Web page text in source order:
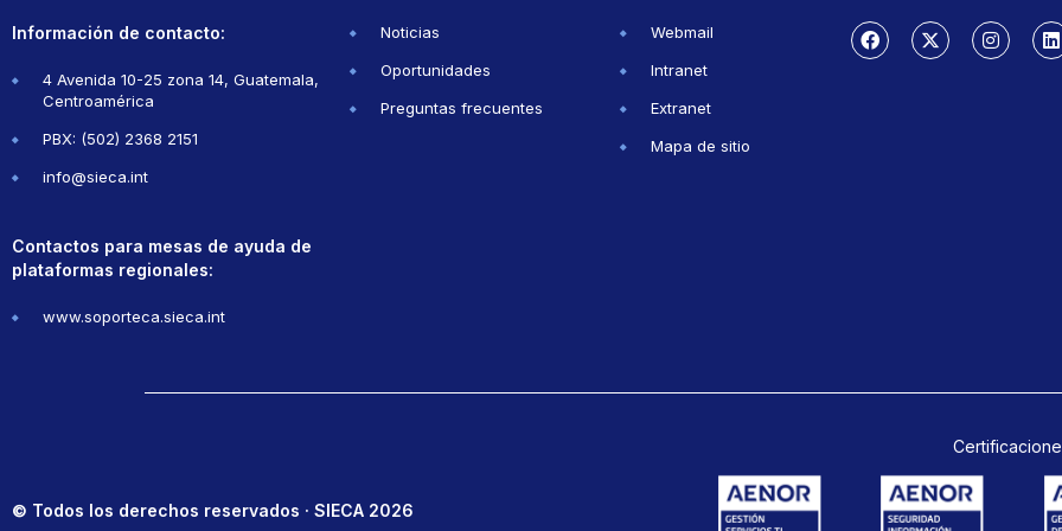
Información de contacto:
4 Avenida 10-25 zona 14, Guatemala,
Centroamérica
PBX: (502) 2368 2151
info@sieca.int
Contactos para mesas de ayuda de
plataformas regionales:
www.soporteca.sieca.int
Noticias
Oportunidades
Preguntas frecuentes
Webmail
Intranet
Extranet
Mapa de sitio
© Todos los derechos reservados · SIECA 2026